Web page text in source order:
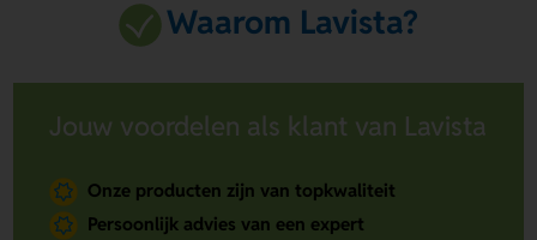
Waarom Lavista?
Jouw voordelen als klant van Lavista
Onze producten zijn van topkwaliteit
Persoonlijk advies van een expert